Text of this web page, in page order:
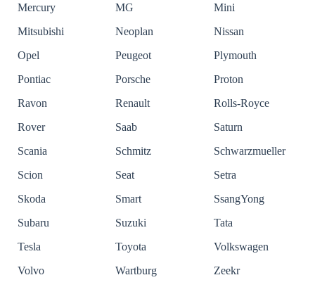
Mercury
MG
Mini
Mitsubishi
Neoplan
Nissan
Opel
Peugeot
Plymouth
Pontiac
Porsche
Proton
Ravon
Renault
Rolls-Royce
Rover
Saab
Saturn
Scania
Schmitz
Schwarzmueller
Scion
Seat
Setra
Skoda
Smart
SsangYong
Subaru
Suzuki
Tata
Tesla
Toyota
Volkswagen
Volvo
Wartburg
Zeekr